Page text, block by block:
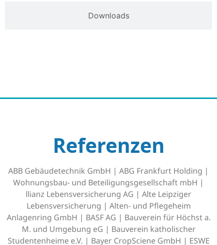
Downloads
Referenzen
ABB Gebäudetechnik GmbH | ABG Frankfurt Holding |
Wohnungsbau- und Beteiligungsgesellschaft mbH |
llianz Lebensversicherung AG | Alte Leipziger
Lebensversicherung | Alten- und Pflegeheim
Anlagenring GmbH | BASF AG | Bauverein für Höchst a.
M. und Umgebung eG | Bauverein katholischer
Studentenheime e.V. | Bayer CropSciene GmbH | ESWE